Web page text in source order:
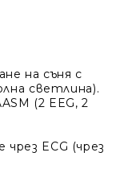
на съня с
светлина).
(2 EEG, 2
ECG (чрез